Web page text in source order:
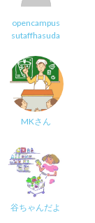
opencampus
sutaffhasuda
MKさん
谷ちゃんだよ